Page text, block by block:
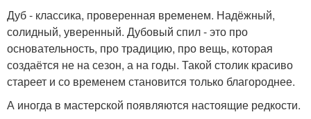
Дуб - классика, проверенная временем. Надёжный,
солидный, уверенный. Дубовый спил - это про
основательность, про традицию, про вещь, которая
создаётся не на сезон, а на годы. Такой столик красиво
стареет и со временем становится только благороднее.
А иногда в мастерской появляются настоящие редкости.